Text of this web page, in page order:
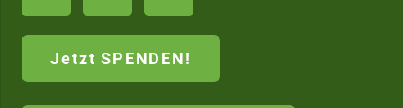
Jetzt SPENDEN!